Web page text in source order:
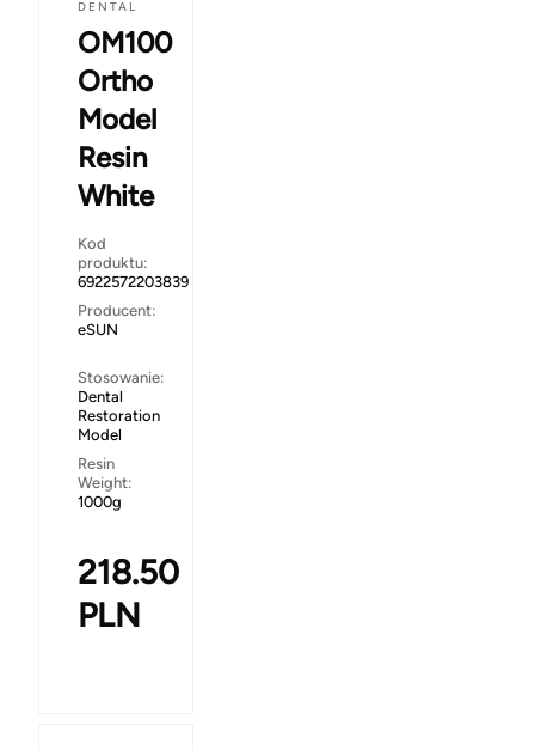
DENTAL
OM100
Ortho
Model
Resin
White
Kod
produktu:
6922572203839
Producent:
eSUN
Stosowanie:
Dental
Restoration
Model
Resin
Weight:
1000g
218.50
PLN